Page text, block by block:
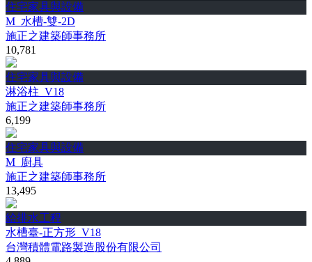
住宅家具與設備
M_水槽-雙-2D
施正之建築師事務所
10,781
住宅家具與設備
淋浴柱_V18
施正之建築師事務所
6,199
住宅家具與設備
M_廚具
施正之建築師事務所
13,495
給排水工程
水槽臺-正方形_V18
台灣積體電路製造股份有限公司